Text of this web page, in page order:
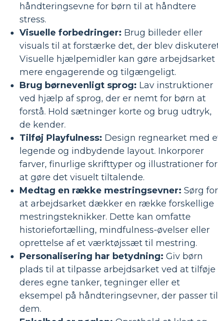
håndteringsevne for børn til at håndtere
stress.
Visuelle forbedringer: Brug billeder eller
visuals til at forstærke det, der blev
Visuelle hjælpemidler kan gøre arbejdsarket
mere engagerende og tilgængeligt.
Brug børnevenligt sprog: Lav instruktioner
ved hjælp af sprog, der er nemt for børn at
forstå. Hold sætninger korte og brug udtryk,
de kender.
Tilføj Playfulness: Design regnearket med
legende og indbydende layout. Inkorporer
farver, finurlige skrifttyper og illustrationer for
at gøre det visuelt tiltalende.
Medtag en række mestringsevner: Sørg
at arbejdsarket dækker en række forskellige
mestringsteknikker. Dette kan omfatte
historiefortælling, mindfulness-øvelser eller
oprettelse af et værktøjssæt til mestring.
Personalisering har betydning: Giv børn
plads til at tilpasse arbejdsarket ved at tilføje
deres egne tanker, tegninger eller et
eksempel på håndteringsevner, der passer til
dem.